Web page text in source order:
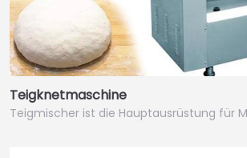
Teigknetmaschine
Teigmischer ist die Hauptausrüstung für